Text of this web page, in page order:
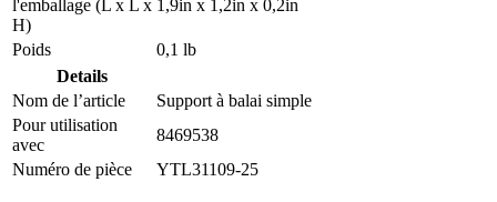
l'emballage (L x L x
H)
1,9in x 1,2in x 0,2in
Poids
0,1 lb
Details
Nom de l’article
Support à balai simple
Pour utilisation
avec
8469538
Numéro de pièce
YTL31109-25